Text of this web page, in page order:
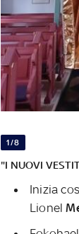
1/8
"I NUOVI
Inizia
Lionel